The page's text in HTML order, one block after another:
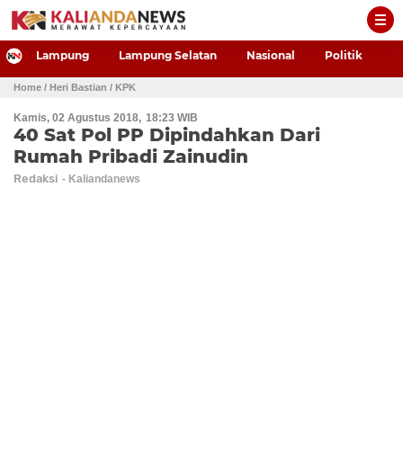
-->
Lampung Lampung Selatan Nasional Politik
Home / Heri Bastian / KPK
Kamis, 02 Agustus 2018 18:23 WIB
40 Sat Pol PP Dipindahkan Dari
Rumah Pribadi Zainudin
Redaksi